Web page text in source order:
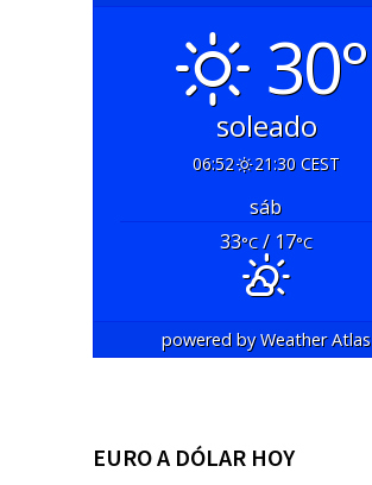
30°
soleado
06:52 21:30 CEST
sáb
33°C/ 17°C
powered byWeather Atlas
EURO A DÓLAR HOY